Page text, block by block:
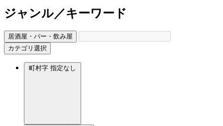
ジャンル／キーワード
居酒屋・バー・飲み屋
カテゴリ選択
町村字 指定なし